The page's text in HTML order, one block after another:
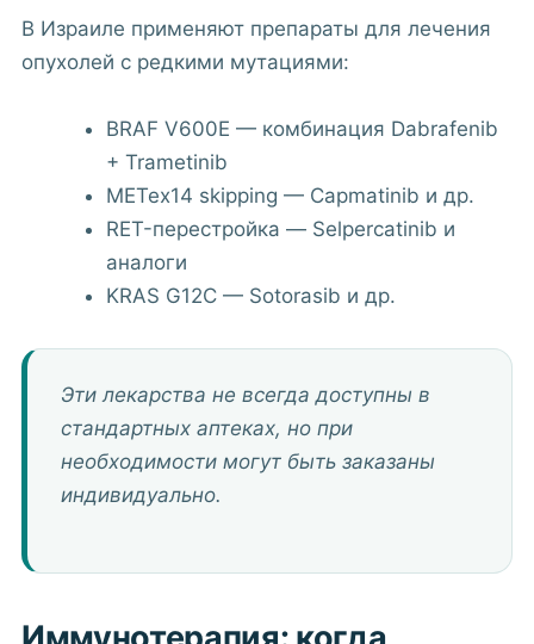
В Израиле применяют препараты для лечения
опухолей с редкими мутациями:
BRAF V600E — комбинация Dabrafenib
+ Trametinib
METex14 skipping — Capmatinib и др.
RET-перестройка — Selpercatinib и
аналоги
KRAS G12C — Sotorasib и др.
Эти лекарства не всегда доступны в
стандартных аптеках, но при
необходимости могут быть заказаны
индивидуально.